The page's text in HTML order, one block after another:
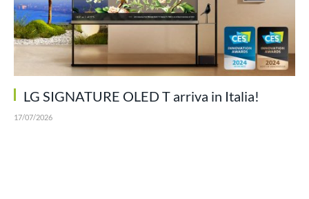
LG SIGNATURE OLED T arriva in Italia!
17/07/2026